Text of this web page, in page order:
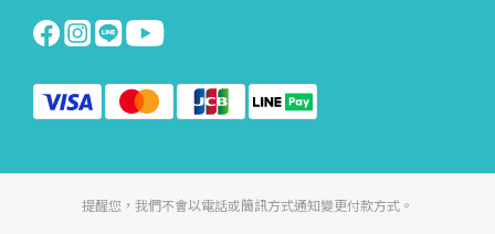
提醒您，我們不會以電話或簡訊方式通知變更付款方式。